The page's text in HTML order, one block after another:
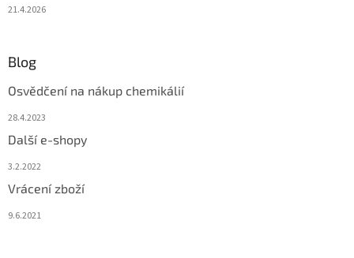
21.4.2026
Blog
Osvědčení na nákup chemikálií
28.4.2023
Další e-shopy
3.2.2022
Vrácení zboží
9.6.2021